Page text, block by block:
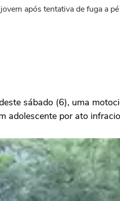
após tentativa de fuga a
sábado (6), uma
adolescente por ato